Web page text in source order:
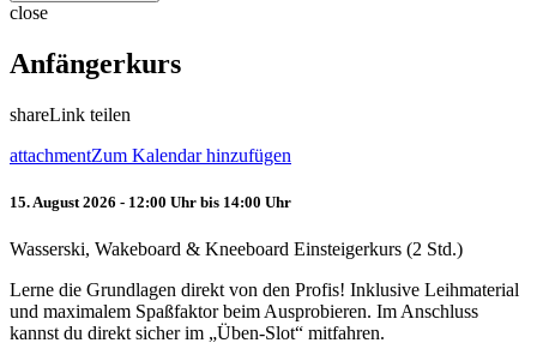
close
Anfängerkurs
shareLink teilen
attachmentZum Kalendar hinzufügen
15. August 2026 - 12:00 Uhr bis 14:00 Uhr
Wasserski, Wakeboard & Kneeboard Einsteigerkurs (2 Std.)
Lerne die Grundlagen direkt von den Profis! Inklusive Leihmaterial
und maximalem Spaßfaktor beim Ausprobieren. Im Anschluss
kannst du direkt sicher im „Üben-Slot“ mitfahren.